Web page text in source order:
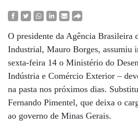
O presidente da Agência Brasileira
Industrial, Mauro Borges, assumiu
sexta-feira 14 o Ministério do
Indústria e Comércio Exterior –
na pasta nos próximos dias.
Fernando Pimentel, que deixa o
ao governo de Minas Gerais.